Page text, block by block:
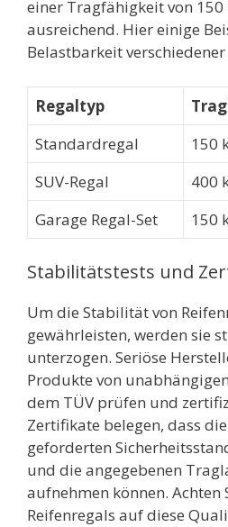
einer Tragfähigkeit von
ausreichend. Hier einige
Belastbarkeit
Regaltyp
Standardregal
150
SUV-Regal
400
Garage Regal-Set
150
Stabilitätstests und
Um die Stabilität von
gewährleisten, werden sie
unterzogen. Seriöse
Produkte von
dem TÜV prüfen und
Zertifikate belegen, dass
geforderten
und die angegebenen
aufnehmen können. Achten
Reifenregals auf diese